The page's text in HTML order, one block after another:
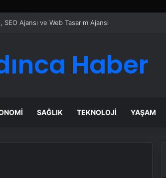
Haber
SAĞLIK TEKNOLOJI YAŞAM